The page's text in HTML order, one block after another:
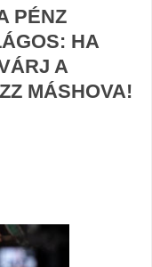
PÉNZ
HA
A
MÁSHOVA!